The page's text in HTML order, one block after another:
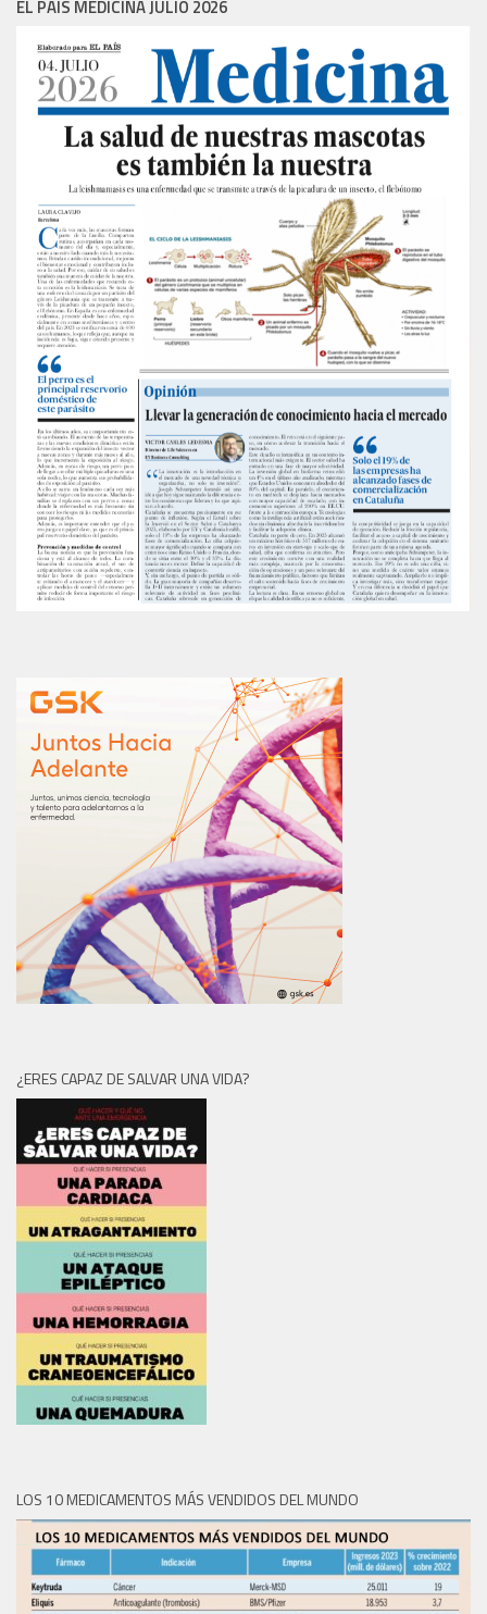
EL PAIS MEDICINA JULIO 2026
¿ERES CAPAZ DE SALVAR UNA VIDA?
LOS 10 MEDICAMENTOS MÁS VENDIDOS DEL MUNDO